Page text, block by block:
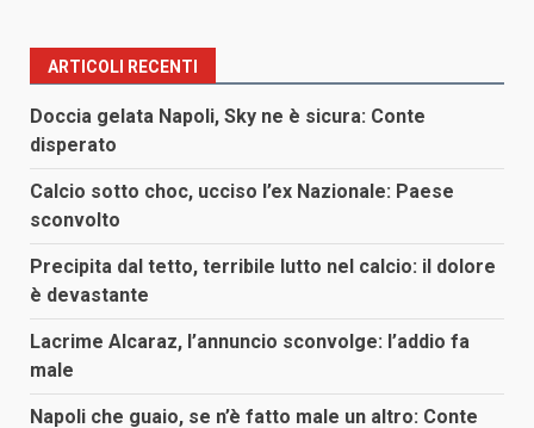
ARTICOLI RECENTI
Doccia gelata Napoli, Sky ne è sicura: Conte
disperato
Calcio sotto choc, ucciso l’ex Nazionale: Paese
sconvolto
Precipita dal tetto, terribile lutto nel calcio: il dolore
è devastante
Lacrime Alcaraz, l’annuncio sconvolge: l’addio fa
male
Napoli che guaio, se n’è fatto male un altro: Conte